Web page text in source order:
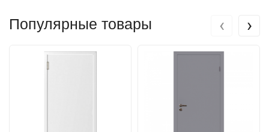
Популярные товары ‹ ›